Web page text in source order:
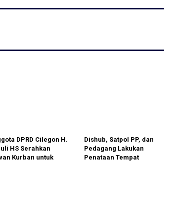
DPRD Cilegon H.
HS Serahkan
Kurban untuk
Dishub, Satpol PP, dan
Pedagang Lakukan
Penataan Tempat